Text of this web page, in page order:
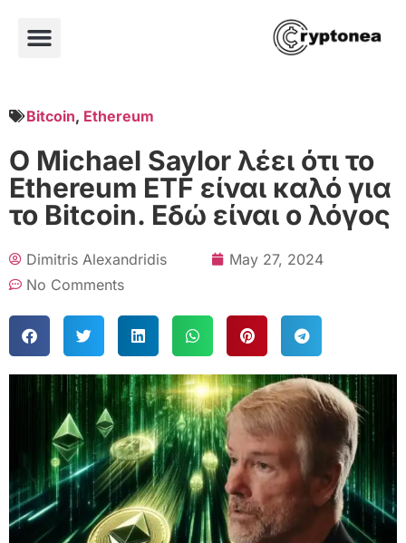
Bitcoin, Ethereum
Ο Michael Saylor λέει ότι το
Ethereum ETF είναι καλό για
το Bitcoin. Εδώ είναι ο λόγος
Dimitris Alexandridis
May 27, 2024
No Comments